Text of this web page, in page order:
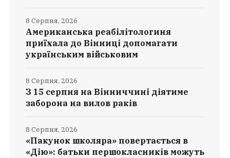
Американська реабілітологиня
приїхала до Вінниці допомагати
українським військовим
8 Серпня, 2026
З 15 серпня на Вінниччині діятиме
заборона на вилов раків
8 Серпня, 2026
«Пакунок школяра» повертається в
«Дію»: батьки першокласників можуть
8 Серпня, 2026